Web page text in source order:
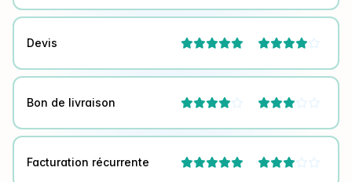
Devis  
Bon de livraison  
Facturation récurrente  